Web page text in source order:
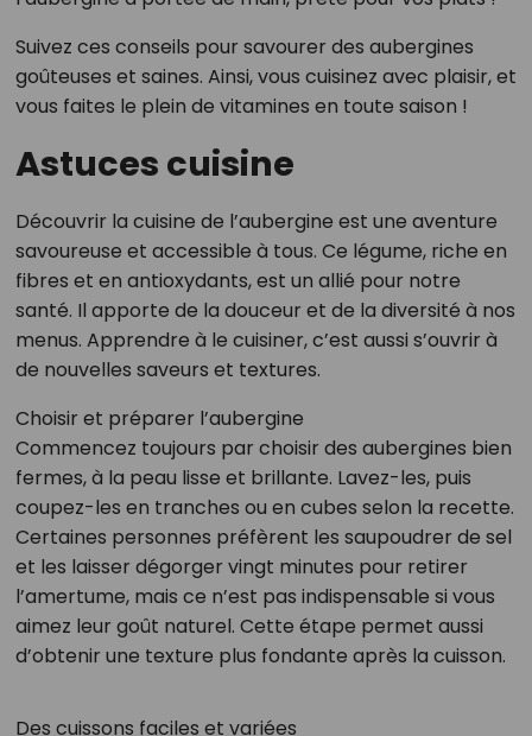
Suivez ces conseils pour savourer des aubergines
goûteuses et saines. Ainsi, vous cuisinez avec plaisir, et
vous faites le plein de vitamines en toute saison !
Astuces cuisine
Découvrir la cuisine de l’aubergine est une aventure
savoureuse et accessible à tous. Ce légume, riche en
fibres et en antioxydants, est un allié pour notre
santé. Il apporte de la douceur et de la diversité à nos
menus. Apprendre à le cuisiner, c’est aussi s’ouvrir à
de nouvelles saveurs et textures.
Choisir et préparer l’aubergine
Commencez toujours par choisir des aubergines bien
fermes, à la peau lisse et brillante. Lavez-les, puis
coupez-les en tranches ou en cubes selon la recette.
Certaines personnes préfèrent les saupoudrer de sel
et les laisser dégorger vingt minutes pour retirer
l’amertume, mais ce n’est pas indispensable si vous
aimez leur goût naturel. Cette étape permet aussi
d’obtenir une texture plus fondante après la cuisson.
Des cuissons faciles et variées